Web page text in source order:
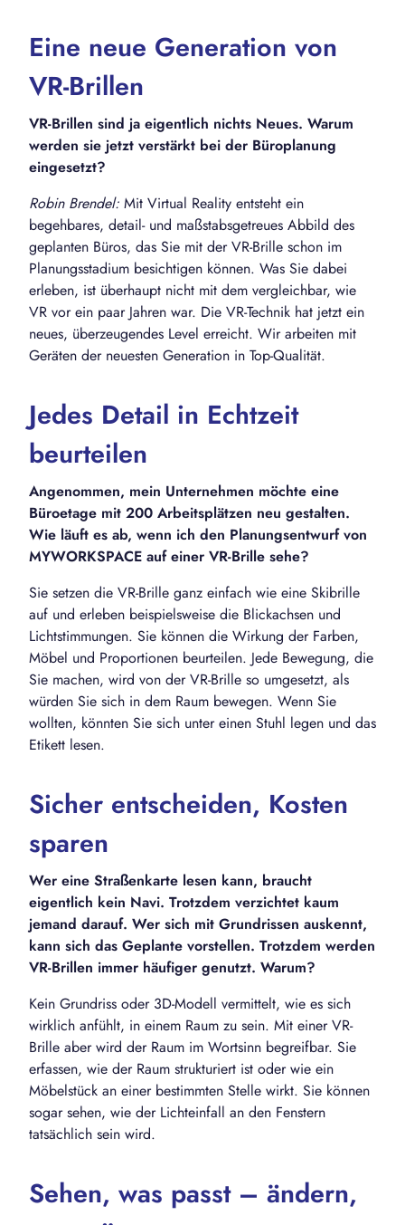
Eine neue Generation von
VR-Brillen
VR-Brillen sind ja eigentlich nichts Neues. Warum
werden sie jetzt verstärkt bei der Büroplanung
eingesetzt?
Robin Brendel: Mit Virtual Reality entsteht ein
begehbares, detail- und maßstabsgetreues Abbild des
geplanten Büros, das Sie mit der VR-Brille schon im
Planungsstadium besichtigen können. Was Sie dabei
erleben, ist überhaupt nicht mit dem vergleichbar, wie
VR vor ein paar Jahren war. Die VR-Technik hat jetzt ein
neues, überzeugendes Level erreicht. Wir arbeiten mit
Geräten der neuesten Generation in Top-Qualität.
Jedes Detail in Echtzeit
beurteilen
Angenommen, mein Unternehmen möchte eine
Büroetage mit 200 Arbeitsplätzen neu gestalten.
Wie läuft es ab, wenn ich den Planungsentwurf von
MYWORKSPACE auf einer VR-Brille sehe?
Sie setzen die VR-Brille ganz einfach wie eine Skibrille
auf und erleben beispielsweise die Blickachsen und
Lichtstimmungen. Sie können die Wirkung der Farben,
Möbel und Proportionen beurteilen. Jede Bewegung, die
Sie machen, wird von der VR-Brille so umgesetzt, als
würden Sie sich in dem Raum bewegen. Wenn Sie
wollten, könnten Sie sich unter einen Stuhl legen und das
Etikett lesen.
Sicher entscheiden, Kosten
sparen
Wer eine Straßenkarte lesen kann, braucht
eigentlich kein Navi. Trotzdem verzichtet kaum
jemand darauf. Wer sich mit Grundrissen auskennt,
kann sich das Geplante vorstellen. Trotzdem werden
VR-Brillen immer häufiger genutzt. Warum?
Kein Grundriss oder 3D-Modell vermittelt, wie es sich
wirklich anfühlt, in einem Raum zu sein. Mit einer VR-
Brille aber wird der Raum im Wortsinn begreifbar. Sie
erfassen, wie der Raum strukturiert ist oder wie ein
Möbelstück an einer bestimmten Stelle wirkt. Sie können
sogar sehen, wie der Lichteinfall an den Fenstern
tatsächlich sein wird.
Sehen, was passt – ändern,